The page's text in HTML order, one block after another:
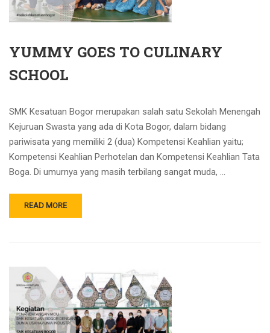
YUMMY GOES TO CULINARY
SCHOOL
SMK Kesatuan Bogor merupakan salah satu Sekolah Menengah
Kejuruan Swasta yang ada di Kota Bogor, dalam bidang
pariwisata yang memiliki 2 (dua) Kompetensi Keahlian yaitu;
Kompetensi Keahlian Perhotelan dan Kompetensi Keahlian Tata
Boga. Di umurnya yang masih terbilang sangat muda, …
READ MORE